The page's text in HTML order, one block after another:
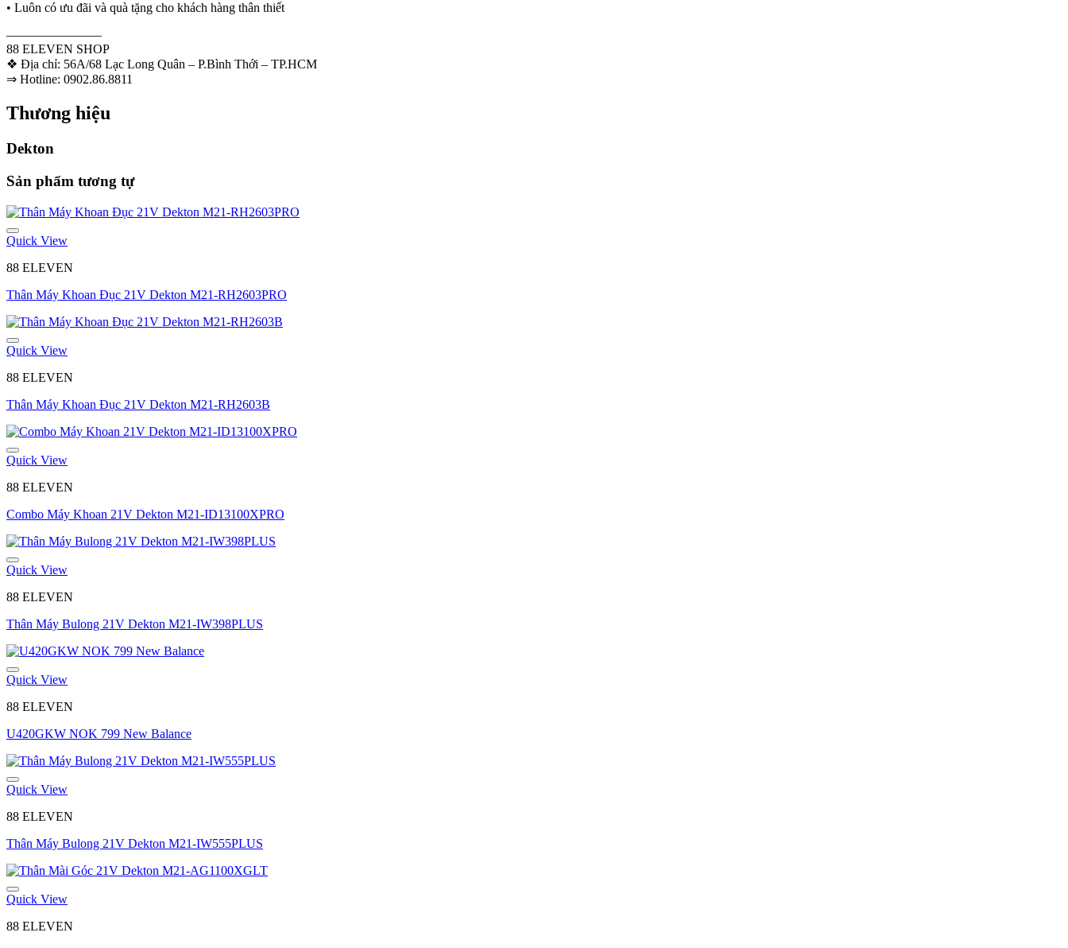
• Luôn có ưu đãi và quà tặng cho khách hàng thân thiết
———————–
88 ELEVEN SHOP
❖ Địa chỉ: 56A/68 Lạc Long Quân – P.Bình Thới – TP.HCM
⇒ Hotline: 0902.86.8811
Thương hiệu
Dekton
Sản phẩm tương tự
Quick View
88 ELEVEN
Thân Máy Khoan Đục 21V Dekton M21-RH2603PRO
Quick View
88 ELEVEN
Thân Máy Khoan Đục 21V Dekton M21-RH2603B
Quick View
88 ELEVEN
Combo Máy Khoan 21V Dekton M21-ID13100XPRO
Quick View
88 ELEVEN
Thân Máy Bulong 21V Dekton M21-IW398PLUS
Quick View
88 ELEVEN
U420GKW NOK 799 New Balance
Quick View
88 ELEVEN
Thân Máy Bulong 21V Dekton M21-IW555PLUS
Quick View
88 ELEVEN